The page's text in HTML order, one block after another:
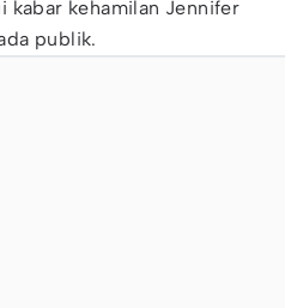
kabar kehamilan Jennifer
publik.